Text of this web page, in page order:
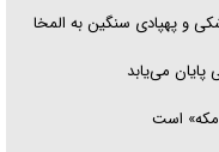
و پهپادی سنگین به المخا
پایان می‌یابد
مکه» است